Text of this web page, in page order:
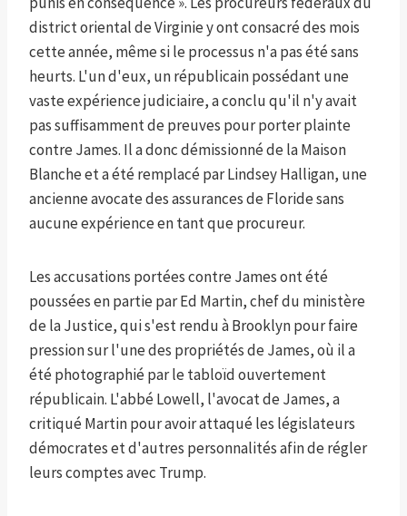
district oriental de Virginie y ont consacré des mois
cette année, même si le processus n'a pas été sans
heurts. L'un d'eux, un républicain possédant une
vaste expérience judiciaire, a conclu qu'il n'y avait
pas suffisamment de preuves pour porter plainte
contre James. Il a donc démissionné de la Maison
Blanche et a été remplacé par Lindsey Halligan, une
ancienne avocate des assurances de Floride sans
aucune expérience en tant que procureur.
Les accusations portées contre James ont été
poussées en partie par Ed Martin, chef du ministère
de la Justice, qui s'est rendu à Brooklyn pour faire
pression sur l'une des propriétés de James, où il a
été photographié par le tabloïd ouvertement
républicain. L'abbé Lowell, l'avocat de James, a
critiqué Martin pour avoir attaqué les législateurs
démocrates et d'autres personnalités afin de régler
leurs comptes avec Trump.